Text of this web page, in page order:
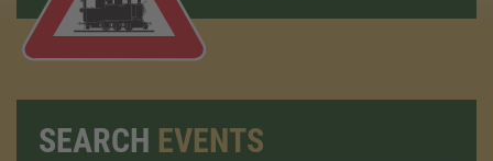
SEARCH EVENTS